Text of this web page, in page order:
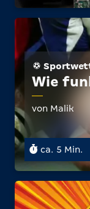
Wie
von Malik
ca. 5 Min.